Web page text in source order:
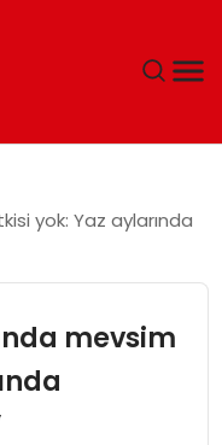
yok: Yaz aylarında
mevsim